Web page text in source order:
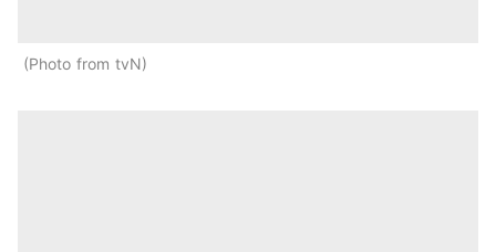
Photo from tvN